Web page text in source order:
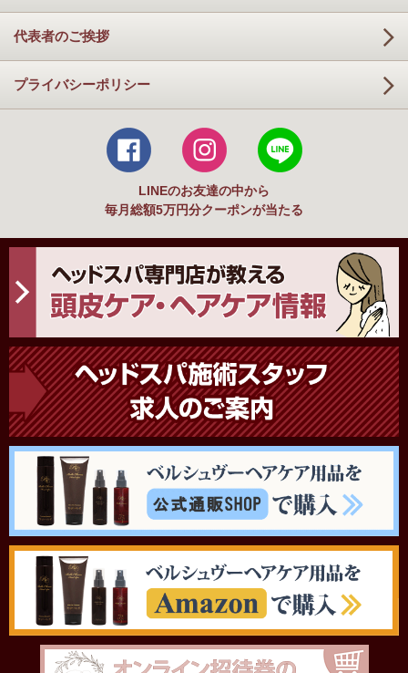
代表者のご挨拶
プライバシーポリシー
LINEのお友達の中から
毎月総額5万円分クーポンが当たる